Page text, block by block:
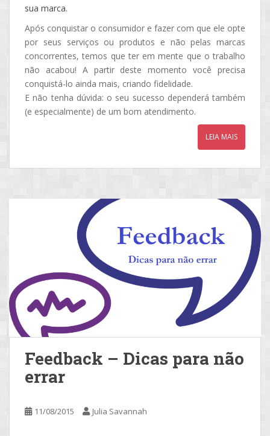
sua marca.
Após conquistar o consumidor e fazer com que ele opte
por seus serviços ou produtos e não pelas marcas
concorrentes, temos que ter em mente que o trabalho
não acabou! A partir deste momento você precisa
conquistá-lo ainda mais, criando fidelidade.
E não tenha dúvida: o seu sucesso dependerá também
(e especialmente) de um bom atendimento.
LEIA MAIS
Feedback – Dicas para não
errar
11/08/2015 Julia Savannah